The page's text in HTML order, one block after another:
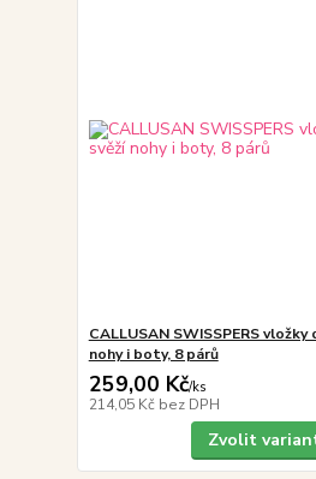
CALLUSAN SWISSPERS
nohy i boty, 8 párů
259,00 Kč/ks
214,05 Kč bez DPH
Zvolit